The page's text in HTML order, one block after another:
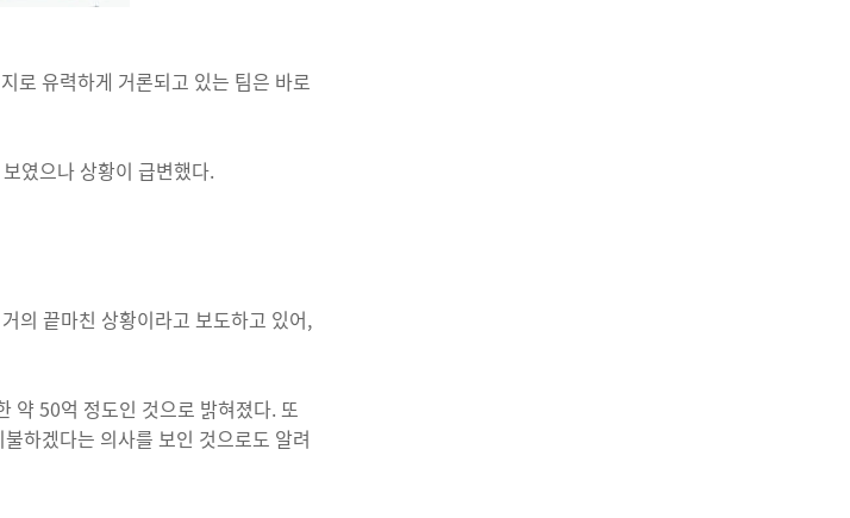
로 유력하게 거론되고 있는 팀은 바로
였으나 상황이 급변했다.
의 끝마친 상황이라고 보도하고 있어,
약 50억 정도인 것으로 밝혀졌다. 또
하겠다는 의사를 보인 것으로도 알려